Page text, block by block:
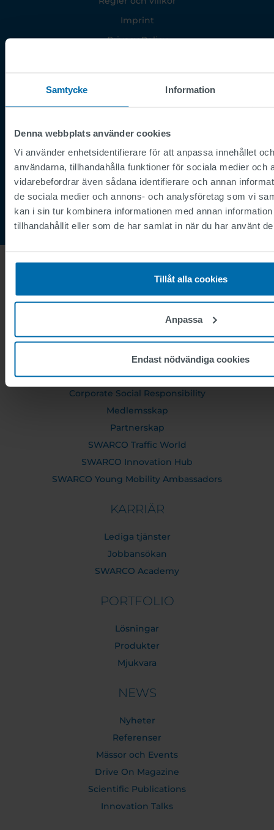
Samtycke Information
Denna webbplats använder cookies
Vi använder enhetsidentifierare för att anpassa innehållet
användarna, tillhandahålla funktioner för sociala medier och
vidarebefordrar även sådana identifierare och annan
de sociala medier och annons- och analysföretag som vi
kan i sin tur kombinera informationen med annan
tillhandahållit eller som de har samlat in när du har använt
Tillåt alla cookies
Anpassa
Endast nödvändiga cookies
Imprint
Privacy Policy
Kontakt
Order Tracking
OM OSS
Executive Board
Supervisory Board
SWARCO Företag
Compliance
Corporate Social Responsibility
Medlemsskap
Partnerskap
SWARCO Traffic World
SWARCO Innovation Hub
SWARCO Young Mobility Ambassadors
KARRIÄR
Lediga tjänster
Jobbansökan
SWARCO Academy
PORTFOLIO
Lösningar
Produkter
Mjukvara
NEWS
Nyheter
Referenser
Mässor och Events
Drive On Magazine
Scientific Publications
Innovation Talks